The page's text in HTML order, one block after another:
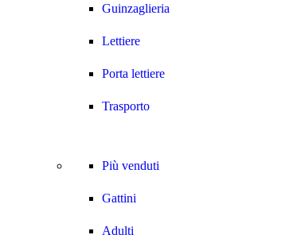
Guinzaglieria
Lettiere
Porta lettiere
Trasporto
Più venduti
Gattini
Adulti